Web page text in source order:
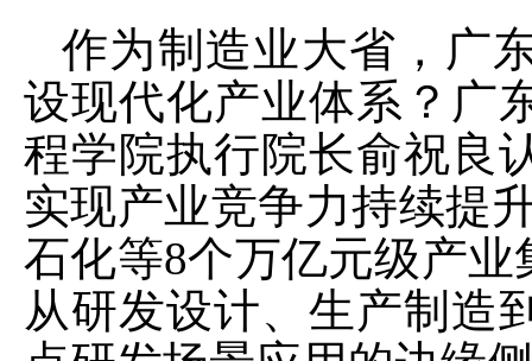
作为制造业大省，广
设现代化产业体系？广
程学院执行院长俞祝良
实现产业竞争力持续提
石化等8个万亿元级产
从研发设计、生产制造